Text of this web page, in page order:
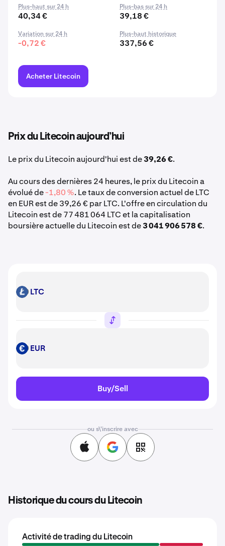
Plus-haut sur 24 h
40,34 €
Plus-bas sur 24 h
39,18 €
Variation sur 24 h
-0,72 €
Plus-haut historique
337,56 €
Acheter Litecoin
Prix du Litecoin aujourd’hui
Le prix du Litecoin aujourd'hui est de39,26 €.
Au cours des dernières 24 heures, le prix du Litecoin a
évolué de-1,80 %. Le taux de conversion actuel de LTC
en EUR est de 39,26 € par LTC. L'offre en circulation du
Litecoin est de 77 481 064 LTC et la capitalisation
boursière actuelle du Litecoin est de3 041 906 578 €.
LTC LTC
EUR EUR
Buy/Sell
ou s\'inscrire avec
Historique du cours du Litecoin
Activité de trading du Litecoin